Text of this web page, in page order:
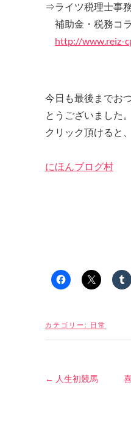
⇒ライツ税理士事
補助金・税務コ
http://www.reiz-
今日も最後までお
とうございました。
クリック頂けると
にほんブログ村
カテゴリー: 日常
← 人生初競馬